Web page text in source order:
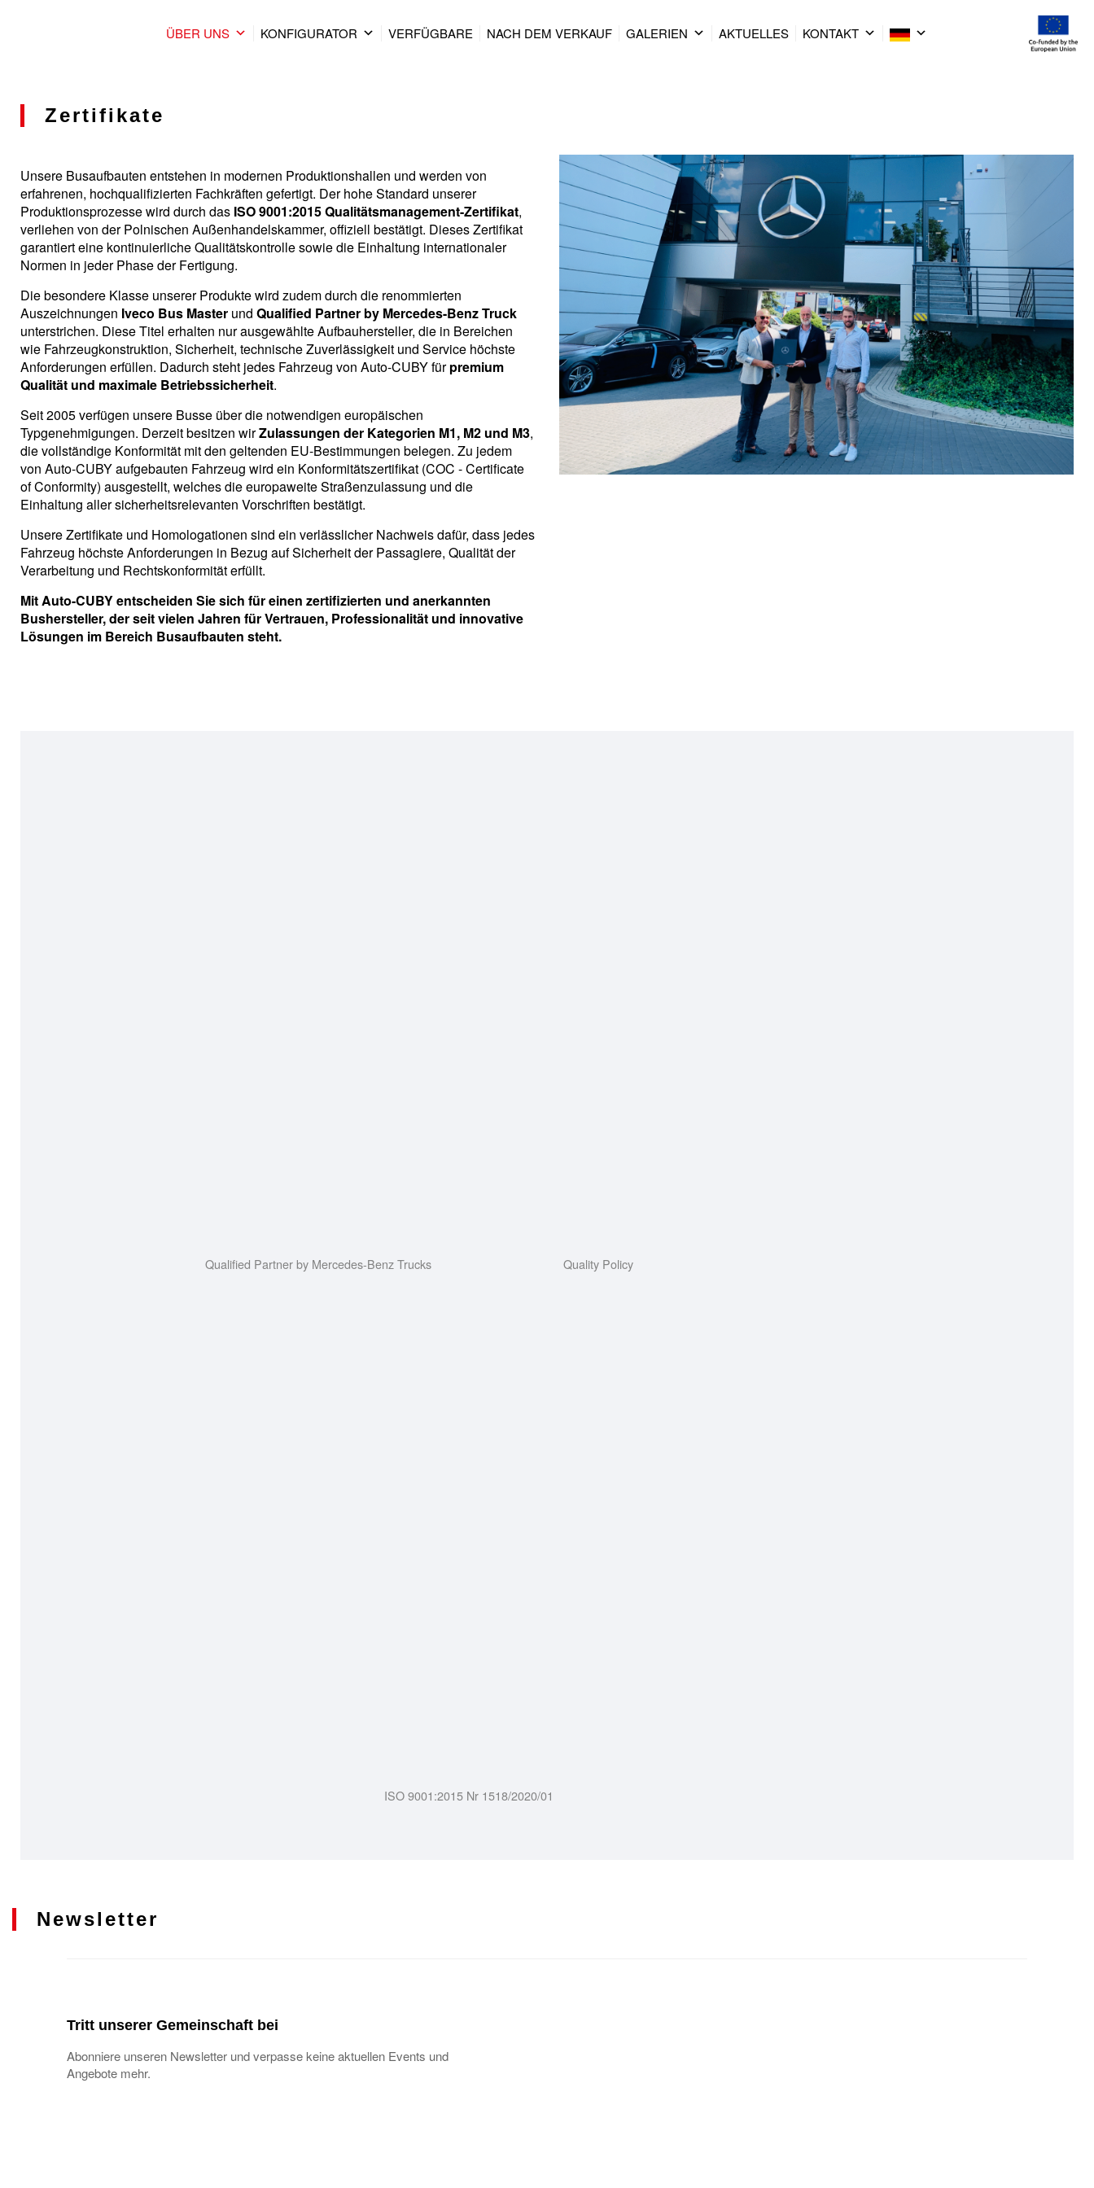
ÜBER UNS KONFIGURATOR VERFÜGBARE NACH DEM VERKAUF GALERIEN AKTUELLES KONTAKT
Zertifikate
Unsere Busaufbauten entstehen in modernen Produktionshallen und werden von
erfahrenen, hochqualifizierten Fachkräften gefertigt. Der hohe Standard unserer
Produktionsprozesse wird durch das ISO 9001:2015 Qualitätsmanagement-Zertifikat,
verliehen von derPolnischen Außenhandelskammer, offiziell bestätigt. Dieses Zertifikat
garantiert eine kontinuierliche Qualitätskontrolle sowie die Einhaltung internationaler
Normen in jeder Phase der Fertigung.
Die besondere Klasse unserer Produkte wird zudem durch die renommierten
Auszeichnungen Iveco Bus Master und Qualified Partner by Mercedes-Benz Truck
unterstrichen. Diese Titel erhalten nur ausgewählte Aufbauhersteller, die in Bereichen
wie Fahrzeugkonstruktion, Sicherheit, technische Zuverlässigkeit und Service höchste
Anforderungen erfüllen. Dadurch steht jedes Fahrzeug von Auto-CUBY fürpremium
Qualität und maximale Betriebssicherheit.
Seit 2005 verfügen unsere Busse über die notwendigen europäischen
Typgenehmigungen. Derzeit besitzen wirZulassungen der Kategorien M1, M2 und M3,
die vollständige Konformität mit den geltenden EU-Bestimmungen belegen. Zu jedem
von Auto-CUBY aufgebauten Fahrzeug wird ein Konformitätszertifikat (COC - Certificate
of Conformity) ausgestellt, welches die europaweite Straßenzulassung und die
Einhaltung aller sicherheitsrelevanten Vorschriften bestätigt.
UnsereZertifikate und Homologationen sind ein verlässlicher Nachweis dafür, dass jedes
Fahrzeug höchste Anforderungen in Bezug aufSicherheit der Passagiere, Qualität der
Verarbeitung und Rechtskonformitäterfüllt.
Mit Auto-CUBY entscheiden Sie sich für einen zertifizierten und anerkannten
Bushersteller, der seit vielen Jahren für Vertrauen, Professionalität und innovative
Lösungen im Bereich Busaufbauten steht.
Qualified Partner by Mercedes-Benz Trucks Quality Policy
ISO 9001:2015 Nr 1518/2020/01
Newsletter
Tritt unserer Gemeinschaft bei
Abonniere unseren Newsletter und verpasse keine aktuellen Events und
Angebote mehr.